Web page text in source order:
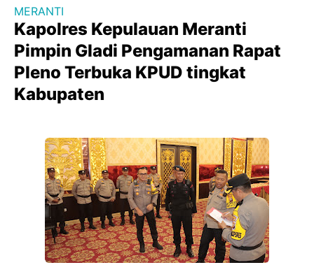
MERANTI
Kapolres Kepulauan Meranti
Pimpin Gladi Pengamanan Rapat
Pleno Terbuka KPUD tingkat
Kabupaten